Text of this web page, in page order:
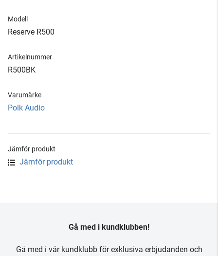
Modell
Reserve R500
Artikelnummer
R500BK
Varumärke
Polk Audio
Jämför produkt
Jämför produkt
Gå med i kundklubben!
Gå med i vår kundklubb för exklusiva erbjudanden och